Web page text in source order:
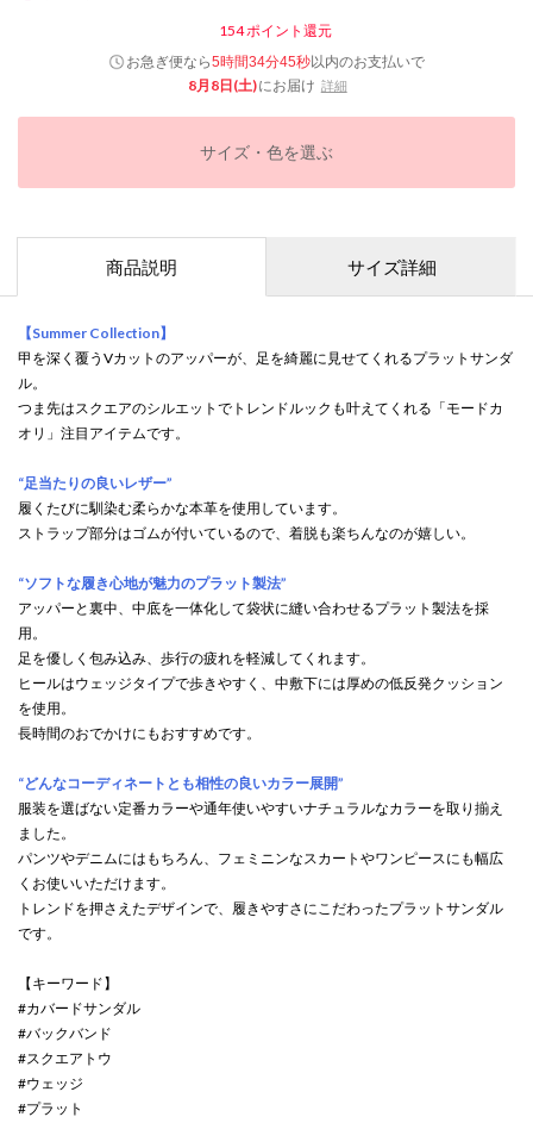
154ポイント還元
お急ぎ便なら5時間34分44秒以内のお支払いで
8月8日(土)にお届け 詳細
サイズ・色を選ぶ
商品説明 サイズ詳細
【Summer Collection】
甲を深く覆うVカットのアッパーが、足を綺麗に見せてくれるプラットサンダ
ル。
つま先はスクエアのシルエットでトレンドルックも叶えてくれる「モードカ
オリ」注目アイテムです。
“足当たりの良いレザー”
履くたびに馴染む柔らかな本革を使用しています。
ストラップ部分はゴムが付いているので、着脱も楽ちんなのが嬉しい。
“ソフトな履き心地が魅力のプラット製法”
アッパーと裏中、中底を一体化して袋状に縫い合わせるプラット製法を採
用。
足を優しく包み込み、歩行の疲れを軽減してくれます。
ヒールはウェッジタイプで歩きやすく、中敷下には厚めの低反発クッション
を使用。
長時間のおでかけにもおすすめです。
“どんなコーディネートとも相性の良いカラー展開”
服装を選ばない定番カラーや通年使いやすいナチュラルなカラーを取り揃え
ました。
パンツやデニムにはもちろん、フェミニンなスカートやワンピースにも幅広
くお使いいただけます。
トレンドを押さえたデザインで、履きやすさにこだわったプラットサンダル
です。
【キーワード】
#カバードサンダル
#バックバンド
#スクエアトウ
#ウェッジ
#プラット